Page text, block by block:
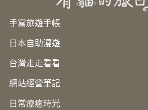
手寫旅遊手帳
日本自助漫遊
台灣走走看看
網站經營筆記
日常療癒時光